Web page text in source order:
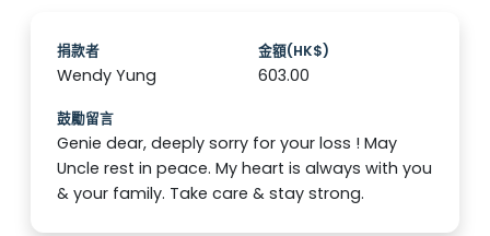
捐款者
Wendy Yung
金額(HK$)
603.00
鼓勵留言
Genie dear, deeply sorry for your loss ! May
Uncle rest in peace. My heart is always with you
& your family. Take care & stay strong.